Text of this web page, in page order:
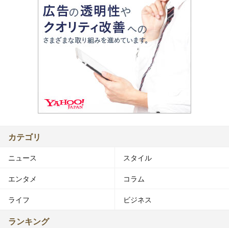
カテゴリ
ニュース スタイル
エンタメ コラム
ライフ ビジネス
ランキング